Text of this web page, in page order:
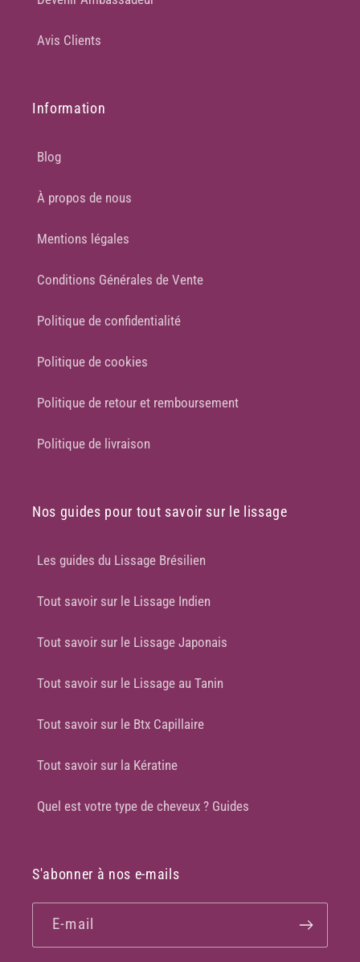
Avis Clients
Information
Blog
À propos de nous
Mentions légales
Conditions Générales de Vente
Politique de confidentialité
Politique de cookies
Politique de retour et remboursement
Politique de livraison
Nos guides pour tout savoir sur le lissage
Les guides du Lissage Brésilien
Tout savoir sur le Lissage Indien
Tout savoir sur le Lissage Japonais
Tout savoir sur le Lissage au Tanin
Tout savoir sur le Btx Capillaire
Tout savoir sur la Kératine
Quel est votre type de cheveux ? Guides
S'abonner à nos e-mails
E-mail